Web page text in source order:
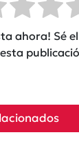
ahora! Sé